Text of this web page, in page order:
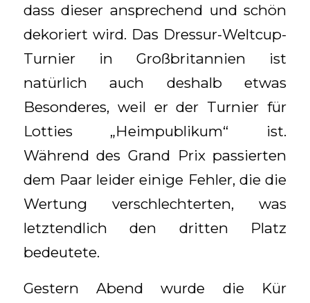
dass dieser ansprechend und schön
dekoriert wird. Das Dressur-Weltcup-
Turnier in Großbritannien ist
natürlich auch deshalb etwas
Besonderes, weil er der Turnier für
Lotties „Heimpublikum“ ist.
Während des Grand Prix passierten
dem Paar leider einige Fehler, die die
Wertung verschlechterten, was
letztendlich den dritten Platz
bedeutete.
Gestern Abend wurde die Kür